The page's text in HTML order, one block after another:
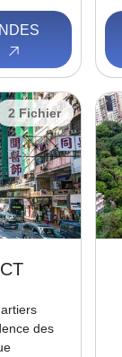
2 Fichier
des